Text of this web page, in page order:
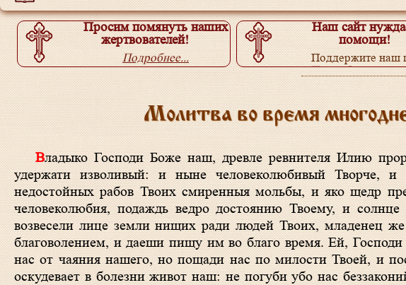
Просим помянуть наших
жертвователей!
Подробнее...
Наш сайт
помощи!
Поддержите наш
Подробнее...
Молитва во время
Владыко Господи Боже наш, древле ревнителя Илию пророка Твоего мольбу послушавый, и еже на время дождь
удержати изволивый: и ныне человеколюбивый Творче,
недостойных рабов Твоих смиренныя мольбы, и яко щедр
человеколюбия, подаждь ведро достоянию Твоему, и
возвесели лице земли нищих ради людей Твоих, младенец
благоволением, и даеши пищу им во благо время. Ей,
нас от чаяния нашего, но пощади нас по милости Твоей, и
оскудевает в болезни живот наш: не погуби убо нас